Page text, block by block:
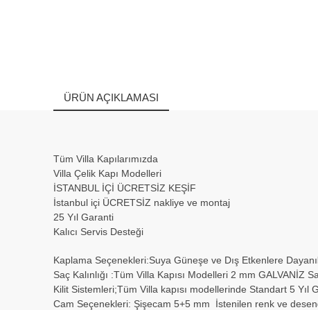
ÜRÜN AÇIKLAMASI
Tüm Villa Kapılarımızda
Villa Çelik Kapı Modelleri
İSTANBUL İÇİ ÜCRETSİZ KEŞİF
İstanbul içi ÜCRETSİZ nakliye ve montaj
25 Yıl Garanti
Kalıcı Servis Desteği
Kaplama Seçenekleri:Suya Güneşe ve Dış Etkenlere
Saç Kalınlığı :Tüm Villa Kapısı Modelleri 2 mm GALVANİZ
Kilit Sistemleri;Tüm Villa kapısı modellerinde Standart 5 Yıl
Cam Seçenekleri: Şişecam 5+5 mm İstenilen renk ve